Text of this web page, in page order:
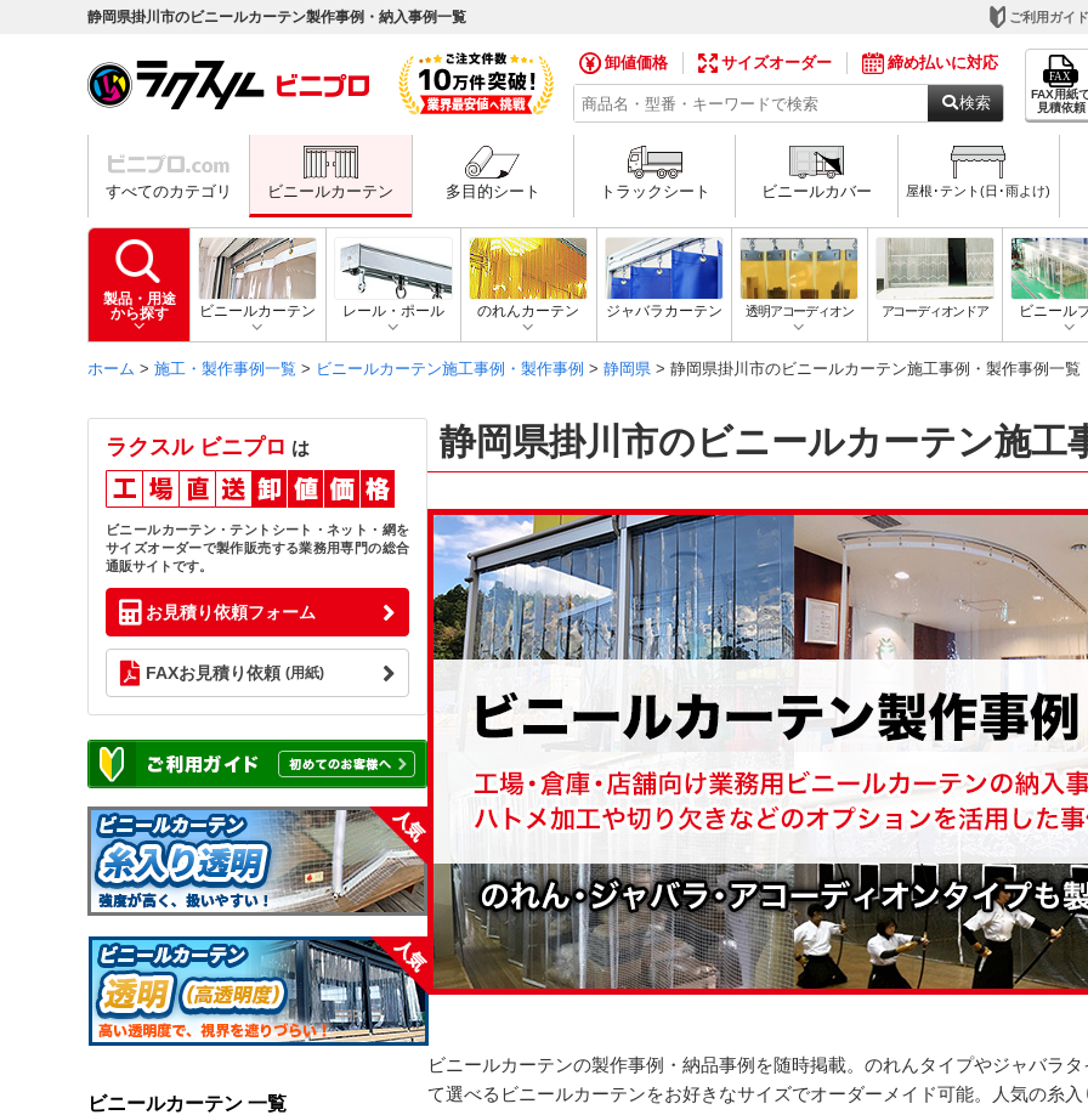
静岡県掛川市のビニールカーテン製作事例・納入事例一覧 ご利用ガイ
卸値価格 サイズオーダー 締め払いに対応
検索
FAX用紙
見積依頼
すべてのカテゴリ ビニールカーテン 多目的シート トラックシート ビニールカバー 屋根･テント(日･雨よけ)
製品・用途
から探す
ビニールカーテン レール・ポール のれんカーテン ジャバラカーテン 透明アコーディオン アコーディオンドア ビニール
ホーム > 施工・製作事例一覧 > ビニールカーテン施工事例・製作事例 > 静岡県 > 静岡県掛川市のビニールカーテン施工事例・製作事例一覧
静岡県掛川市のビニールカーテン施工
ビニールカーテンの製作事例・納品事例を随時掲載。のれんタイプやジャバラ
て選べるビニールカーテンをお好きなサイズでオーダーメイド可能。人気の糸
ラクスル ビニプロ は
ビニールカーテン・テントシート・ネット・網を
サイズオーダーで製作販売する業務用専門の総合
通販サイトです。
お見積り依頼フォーム
FAXお見積り依頼 (用紙)
ビニールカーテン 一覧